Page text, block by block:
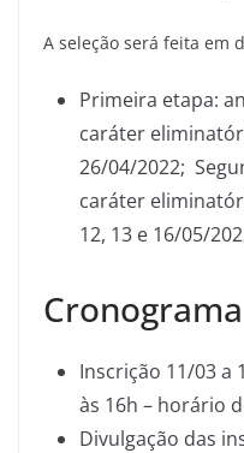
A seleção será feita em
Primeira etapa:
caráter
26/04/2022;
caráter
12, 13 e 16/05/
Cronograma
Inscrição 11/03 a
às 16h – horário
Divulgação das